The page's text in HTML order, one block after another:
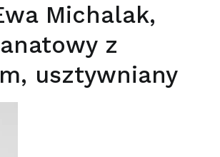
Michalak,
z
usztywniany